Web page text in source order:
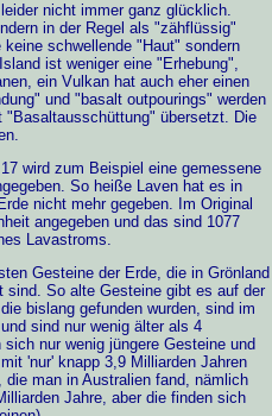
nicht immer ganz glücklich.
in der Regel als "zähflüssig"
schwellende "Haut" sondern
ist weniger eine "Erhebung",
ein Vulkan hat auch eher einen
und "basalt outpourings" werden
übersetzt. Die
wird zum Beispiel eine gemessene
So heiße Laven hat es in
nicht mehr gegeben. Im Original
angegeben und das sind 1077
Lavastroms.
Gesteine der Erde, die in Grönland
sind. So alte Gesteine gibt es auf der
bislang gefunden wurden, sind im
sind nur wenig älter als 4
nur wenig jüngere Gesteine und
'nur' knapp 3,9 Milliarden Jahren
man in Australien fand, nämlich
Jahre, aber die finden sich